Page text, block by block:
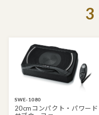
3
SWE-1080
20cmコンパクト・パワード